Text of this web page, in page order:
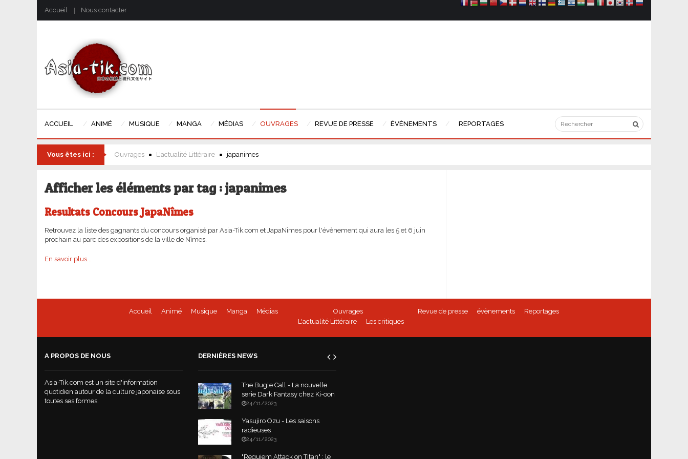
Accueil Nous contacter
ACCUEIL ANIMÉ MUSIQUE MANGA MÉDIAS OUVRAGES REVUE DE PRESSE ÉVÈNEMENTS REPORTAGES
Vous êtes ici : Ouvrages L'actualité Littéraire japanimes
Afficher les éléments par tag : japanimes
Resultats Concours JapaNîmes
Retrouvez la liste des gagnants du concours organisé par Asia-Tik.com et JapaNîmes pour l'évènement qui aura les 5 et 6 juin
prochain au parc des expositions de la ville de Nîmes.
En savoir plus...
Accueil Animé Musique Manga Médias
Ouvrages
L'actualité Littéraire
Les critiques
Revue de presse évènements Reportages
A PROPOS DE NOUS
Asia-Tik.com est un site d'information
quotidien autour de la culture japonaise sous
toutes ses formes.
DERNIÈRES NEWS
The Bugle Call - La nouvelle
serie Dark Fantasy chez Ki-oon
24/11/2023
Yasujiro Ozu - Les saisons
radieuses
24/11/2023
"Requiem Attack on Titan" : le